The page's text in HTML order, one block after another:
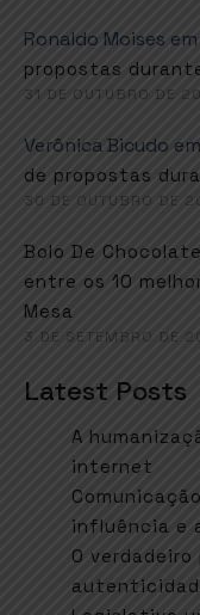
Ronaldo Moises em
propostas
31 DE OUTUBRO DE
Verônica Bicudo em
de propostas
30 DE OUTUBRO DE
Bolo De Chocolate
entre os 10
Mesa
3 DE SETEMBRO DE
Latest Posts
A
internet
influência e
O